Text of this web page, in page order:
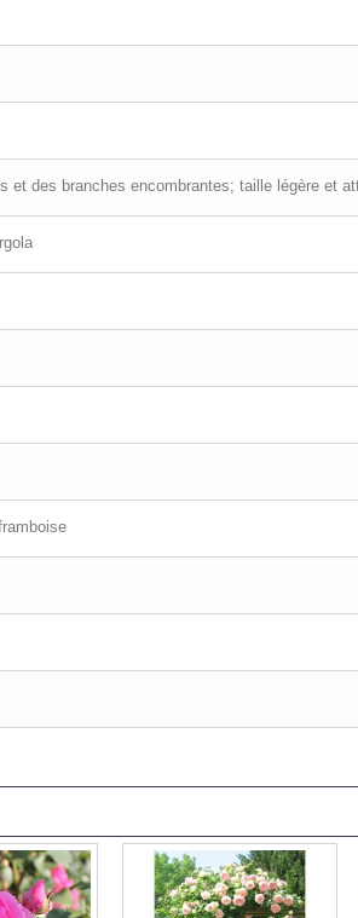
et des branches encombrantes; taille légère et